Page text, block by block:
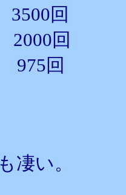
回
回
回
凄い。